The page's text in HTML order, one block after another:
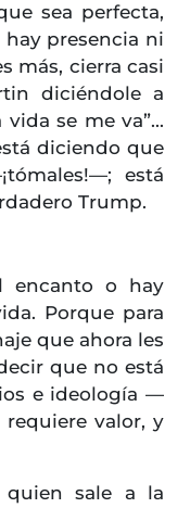
sea perfecta,
presencia ni
más, cierra casi
diciéndole a
se me va”...
diciendo que
está
Trump.
encanto o hay
Porque para
que ahora les
que no está
e ideología —
valor, y
quien sale a la